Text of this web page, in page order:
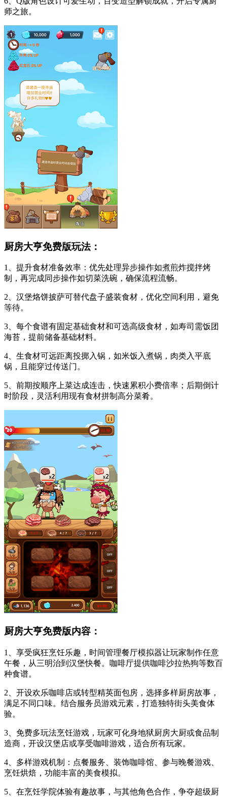
师之旅。
厨房大亨免费版玩法：
1、提升食材准备效率：优先处理异步操作如煮煎炸搅拌烤
制，再完成同步操作如切菜洗碗，确保流程流畅。
2、汉堡烙饼披萨可替代盘子盛装食材，优化空间利用，避免
等待。
3、每个食谱有固定基础食材和可选高级食材，如寿司需饭团
海苔，提前储备基础材料。
4、生食材可远距离投掷入锅，如米饭入煮锅，肉类入平底
锅，且能穿过传送门。
5、前期按顺序上菜达成连击，快速累积小费倍率；后期倒计
时阶段，灵活利用现有食材拼制高分菜肴。
厨房大亨免费版内容：
1、享受疯狂烹饪乐趣，时间管理餐厅模拟器让玩家制作任意
午餐，从三明治到汉堡快餐。咖啡厅提供咖啡沙拉热狗等数百
种食谱。
2、开设欢乐咖啡店或转型精英面包房，选择多样厨房故事，
满足不同口味。结合服务员游戏元素，打造独特街头美食体
验。
3、免费多玩法烹饪游戏，玩家可化身地狱厨房大厨或食品制
造商，开设汉堡店或享受咖啡游戏，适合所有玩家。
4、多样游戏机制：点餐服务、装饰咖啡馆、参与晚餐游戏、
烹饪烘焙，功能丰富的美食模拟。
5、在烹饪学院体验有趣故事，与其他角色合作，争夺超级厨